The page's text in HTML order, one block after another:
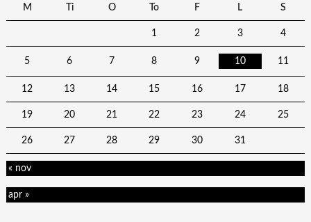
M
Ti O To F L S
1 2 3 4
5 6 7 8 9 10 11
12 13 14 15 16 17 18
19 20 21 22 23 24 25
26 27 28 29 30 31
« nov
apr »